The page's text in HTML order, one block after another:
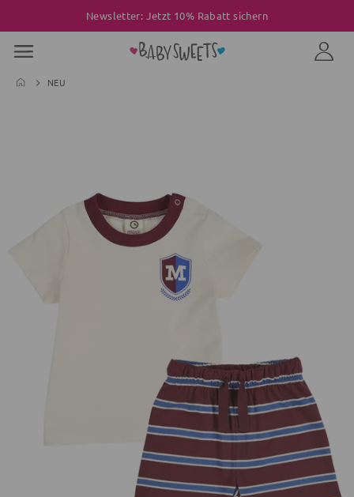
Newsletter: Jetzt 10% Rabatt sichern
NEU